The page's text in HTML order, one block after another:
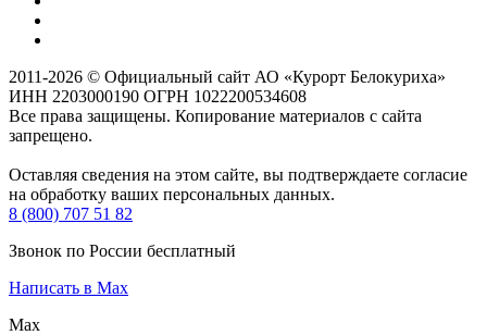
2011-2026 © Официальный сайт АО «Курорт Белокуриха»
ИНН 2203000190 ОГРН 1022200534608
Все права защищены. Копирование материалов с сайта
запрещено.
Оставляя сведения на этом сайте, вы подтверждаете согласие
на обработку ваших персональных данных.
8 (800) 707 51 82
Звонок по России бесплатный
Написать в Max
Max